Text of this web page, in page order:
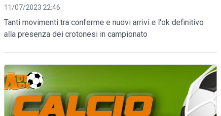
11/07/2023 22:46
Tanti movimenti tra conferme e nuovi arrivi e l'ok definitivo
alla presenza dei crotonesi in campionato